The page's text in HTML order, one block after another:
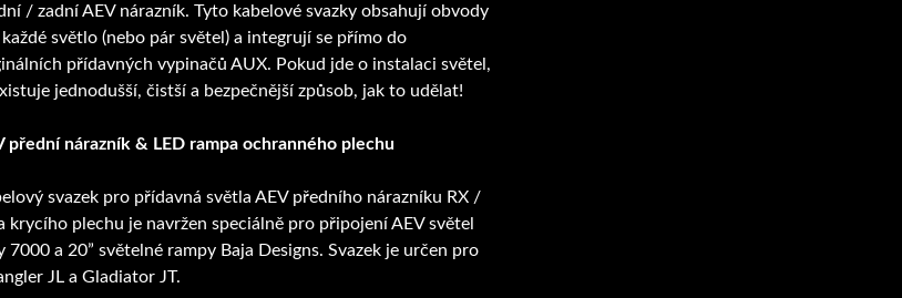
/ zadní AEV nárazník. Tyto kabelové svazky obsahují obvody
světlo (nebo pár světel) a integrují se přímo do
přídavných vypinačů AUX. Pokud jde o instalaci světel,
jednodušší, čistší a bezpečnější způsob, jak to udělat!
přední nárazník & LED rampa ochranného plechu
svazek pro přídavná světla AEV předního nárazníku RX /
krycího plechu je navržen speciálně pro připojení AEV světel
7000 a 20” světelné rampy Baja Designs. Svazek je určen pro
JL a Gladiator JT.